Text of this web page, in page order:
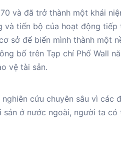
và đã trở thành một khái
và tiến bộ của hoạt động
sở để biến mình thành một
bố trên Tạp chí Phố Wall
vệ tài sản.
cứu chuyên sâu vì các
ở nước ngoài, người ta